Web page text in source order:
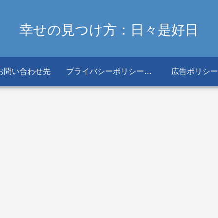
幸せの見つけ方：日々是好日
問い合わせ先 プライバシーポリシー・免責事項 広告ポリシー